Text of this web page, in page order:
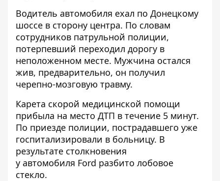
Водитель автомобиля ехал по Донецкому
шоссе в сторону центра. По словам
сотрудников патрульной полиции,
потерпевший переходил дорогу в
неположенном месте. Мужчина остался
жив, предварительно, он получил
черепно-мозговую травму.
Карета скорой медицинской помощи
прибыла на место ДТП в течение 5 минут.
По приезде полиции, пострадавшего уже
госпитализировали в больницу. В
результате столкновения
у автомобиля Ford разбито лобовое
стекло.